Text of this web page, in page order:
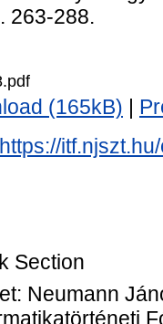
263-288.
(165kB)
https://
Section
Neumann